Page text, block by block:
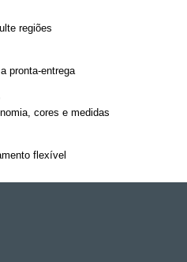
regiões
pronta-entrega
cores e medidas
flexível